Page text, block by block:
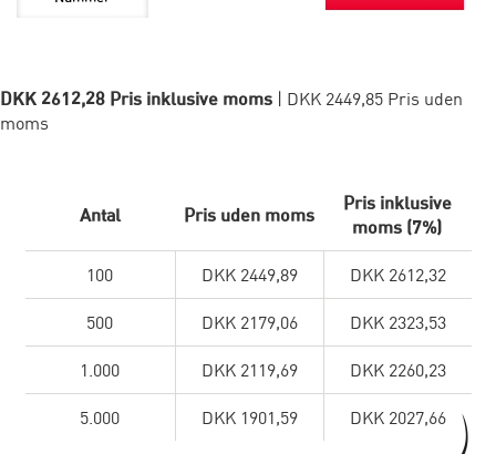
DKK 2612,28 Pris inklusive moms | DKK 2449,85 Pris uden
moms
Antal Pris uden moms
Pris inklusive
moms (7%)
100 DKK 2449,89 DKK 2612,32
500 DKK 2179,06 DKK 2323,53
1.000 DKK 2119,69 DKK 2260,23
5.000 DKK 1901,59 DKK 2027,66